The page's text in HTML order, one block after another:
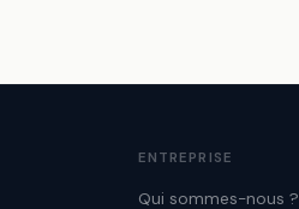
ENTREPRISE
Qui sommes-nous ?